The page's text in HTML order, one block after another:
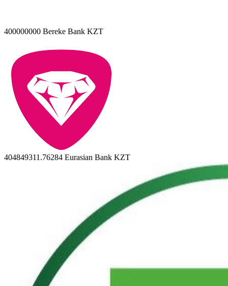
400000000 Bereke Bank KZT
404849311.76284 Eurasian Bank KZT